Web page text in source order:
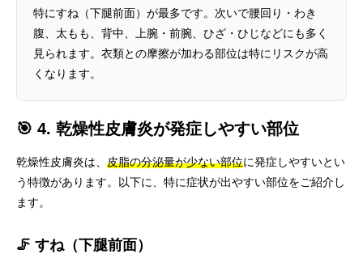
特にすね（下腿前面）が最多です。次いで腰回り・わき
腹、太もも、背中、上腕・前腕、ひざ・ひじなどにも多く
見られます。衣類との摩擦が加わる部位は特にリスクが高
くなります。
🎯 4. 乾燥性皮膚炎が発症しやすい部位
乾燥性皮膚炎は、 皮脂の分泌量が少ない部位に発症しやすいとい
う特徴があります。以下に、特に症状が出やすい部位をご紹介し
ます。
🦵 すね（下腿前面）